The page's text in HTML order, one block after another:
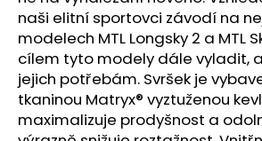
naši elitní sportovci závodí na
modelech MTL Longsky 2 a MTL
cílem tyto modely dále vyladit,
jejich potřebám. Svršek je
tkaninou Matryx® vyztuženou
maximalizuje prodyšnost a
HLEDAT
D
o
p